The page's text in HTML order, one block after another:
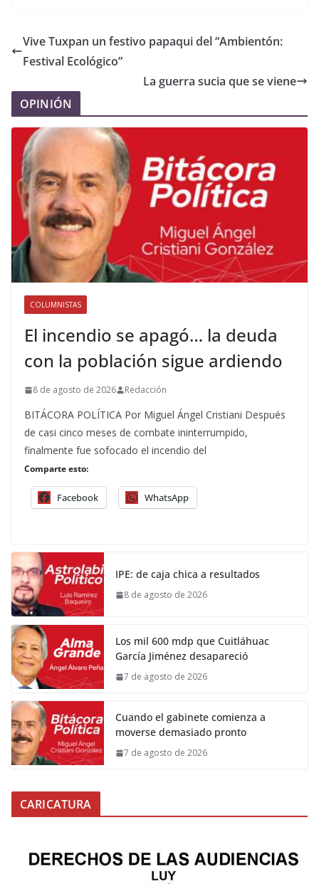
Vive Tuxpan un festivo papaqui del “Ambientón:
Festival Ecológico”
La guerra sucia que se viene
OPINIÓN
COLUMNISTAS
El incendio se apagó… la deuda
con la población sigue ardiendo
8 de agosto de 2026 Redacción
BITÁCORA POLÍTICA Por Miguel Ángel Cristiani Después
de casi cinco meses de combate ininterrumpido,
finalmente fue sofocado el incendio del
Comparte esto:
Facebook WhatsApp
IPE: de caja chica a resultados
8 de agosto de 2026
Los mil 600 mdp que Cuitláhuac
García Jiménez desapareció
7 de agosto de 2026
Cuando el gabinete comienza a
moverse demasiado pronto
7 de agosto de 2026
CARICATURA